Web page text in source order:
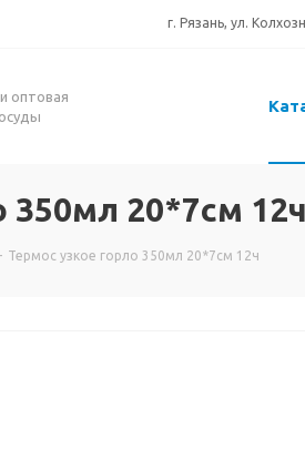
г. Рязань, ул.
оптовая
350мл 20*7см 12ч
- Термос узкое горло 350мл 20*7см 12ч